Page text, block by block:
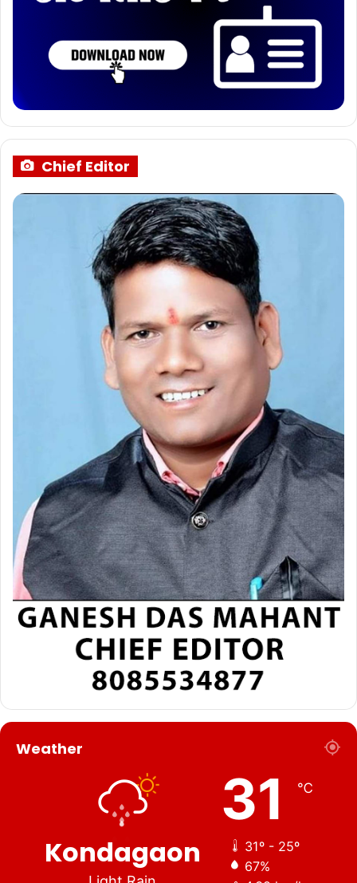
Chief Editor
Weather
Kondagaon
31 ℃
31º - 25º
67%